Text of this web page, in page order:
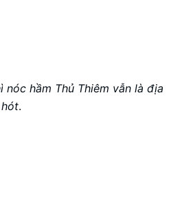
nóc hầm Thủ Thiêm vẫn là địa
.